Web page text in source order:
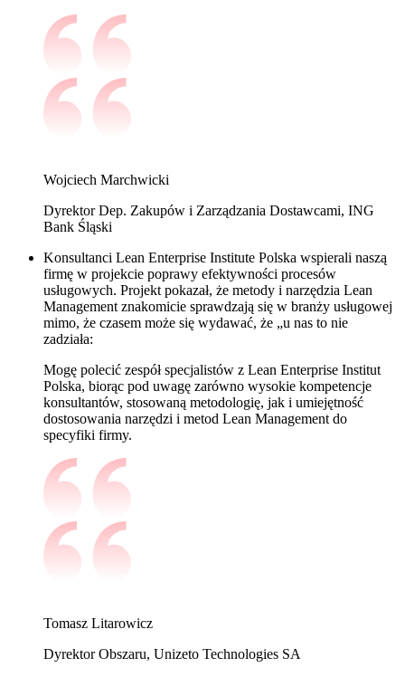
Wojciech Marchwicki
Dyrektor Dep. Zakupów i Zarządzania Dostawcami, ING
Bank Śląski
Konsultanci Lean Enterprise Institute Polska wspierali naszą
firmę w projekcie poprawy efektywności procesów
usługowych. Projekt pokazał, że metody i narzędzia Lean
Management znakomicie sprawdzają się w branży usługowej
mimo, że czasem może się wydawać, że „u nas to nie
zadziała:
Mogę polecić zespół specjalistów z Lean Enterprise Institut
Polska, biorąc pod uwagę zarówno wysokie kompetencje
konsultantów, stosowaną metodologię, jak i umiejętność
dostosowania narzędzi i metod Lean Management do
specyfiki firmy.
Tomasz Litarowicz
Dyrektor Obszaru, Unizeto Technologies SA